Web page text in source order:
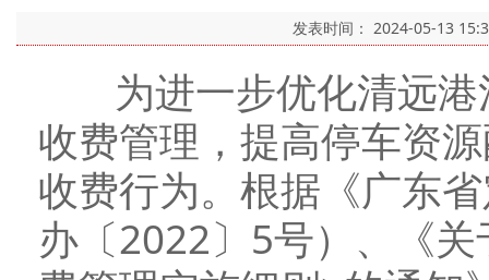
发表时间： 2024-05-13
为进一步优化清远港
收费管理，提高停车资
收费行为。根据《广东
办〔2022〕5号）、《